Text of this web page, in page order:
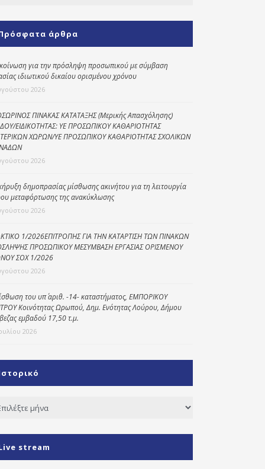
Kοινωνικό
φαρμακείο
Πρόγραμμα
“Βοήθεια στο σπίτι”
Κέντρο Ημερήσιας
Φροντίδας
Ηλικιωμένων
(Κ.Η.Φ.Η.) Πρέβεζας
άρθρα
για την πρόσληψη προσωπικού με σύμβαση
ιδιωτικού δικαίου ορισμένου χρόνου
2026
ΠΙΝΑΚΑΣ ΚΑΤΑΤΑΞΗΣ (Μερικής Απασχόλησης)
ΕΙΔΙΚΟΤΗΤΑΣ: ΥΕ ΠΡΟΣΩΠΙΚΟΥ ΚΑΘΑΡΙΟΤΗΤΑΣ
ΧΩΡΩΝ/ΥΕ ΠΡΟΣΩΠΙΚΟΥ ΚΑΘΑΡΙΟΤΗΤΑΣ ΣΧΟΛΙΚΩΝ
2026
δημοπρασίας μίσθωσης ακινήτου για τη λειτουργία
μεταφόρτωσης της ανακύκλωσης
2026
1/2026ΕΠΙΤΡΟΠΗΣ ΓΙΑ ΤΗΝ ΚΑΤΑΡΤΙΣΗ ΤΩΝ ΠΙΝΑΚΩΝ
ΠΡΟΣΩΠΙΚΟΥ ΜΕΣΥΜΒΑΣΗ ΕΡΓΑΣΙΑΣ ΟΡΙΣΜΕΝΟΥ
ΣΟΧ 1/2026
2026
του υπ΄ αριθ. -14- καταστήματος, ΕΜΠΟΡΙΚΟΥ
Κοινότητας Ωρωπού, Δημ. Ενότητας Λούρου, Δήμου
εμβαδού 17,50 τ.μ.
2026
stream